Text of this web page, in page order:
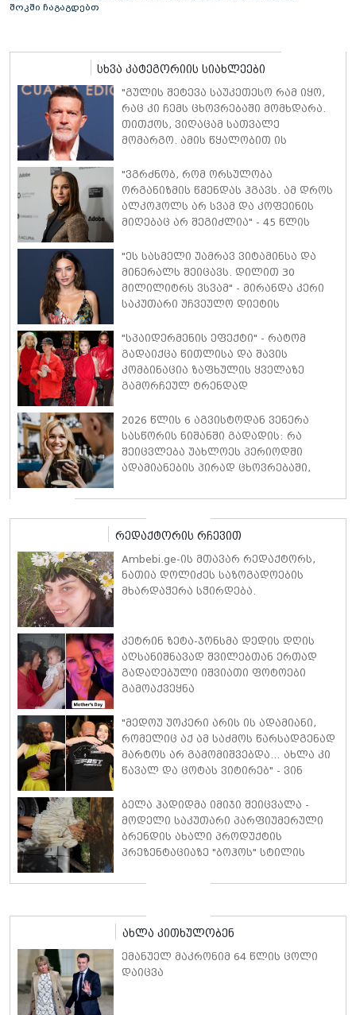
შოკში ჩაგაგდებთ
სხვა კატეგორიის სიახლეები
"გულის შეტევა საუკეთესო რამ იყო,
რაც კი ჩემს ცხოვრებაში მომხდარა.
თითქოს, ვიღაცამ სათვალე
მომარგო. ამის წყალობით ის
ვერ ვამჩნევდი" - ანტონიო ბანდერასი
"ვგრძნობ, რომ ორსულობა
ორგანიზმის წმენდას ჰგავს. ამ დროს
ალკოჰოლს არ სვამ და კოფეინის
მიღებაც არ შეგიძლია" - 45 წლის
იშვიათ კომენტარს აკეთებს
"ეს სასმელი უამრავ ვიტამინსა და
მინერალს შეიცავს. დილით 30
მილილიტრს ვსვამ" - მირანდა კერი
საკუთარი უჩვეულო დიეტის
"სპაიდერმენის ეფექტი" - რატომ
გადაიქცა წითლისა და შავის
კომბინაცია ზაფხულის ყველაზე
გამორჩეულ ტრენდად
2026 წლის 6 აგვისტოდან ვენერა
სასწორის ნიშანში გადადის: რა
შეიცვლება უახლოეს პერიოდში
ადამიანების პირად ცხოვრებაში,
ურთიერთობებში
რედაქტორის რჩევით
Ambebi.ge-ის მთავარ რედაქტორს,
ნათია დოლიძეს საზოგადოების
მხარდაჭერა სჭირდება.
კეტრინ ზეტა-ჯონსმა დედის დღის
აღსანიშნავად შვილებთან ერთად
გადაღებული იშვიათი ფოტოები
გამოაქვეყნა
"მედოუ უოკერი არის ის ადამიანი,
რომელიც აქ ამ საძმოს წარსადგენად
მარტოს არ გამომიშვებდა… ახლა კი
წავალ და ცოტას ვიტირებ" - ვინ
პოლ უოკერის ქალიშვილს ემოციური
სიტყვებით მიმართავს
ბელა ჰადიდმა იმიჯი შეიცვალა -
მოდელი საკუთარი პარფიუმერული
ბრენდის ახალი პროდუქტის
პრეზენტაციაზე "ბოჰოს" სტილის
მინიკაბით გამოჩნდა
ახლა კითხულობენ
ემანუელ მაკრონიმ 64 წლის ცოლი
დაიცვა